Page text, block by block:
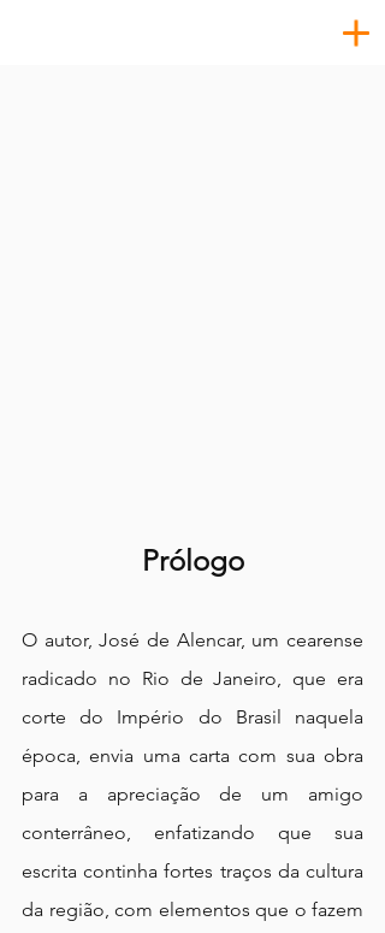
Prólogo
O autor, José de Alencar, um cearense
radicado no Rio de Janeiro, que era
corte do Império do Brasil naquela
época, envia uma carta com sua obra
para a apreciação de um amigo
conterrâneo, enfatizando que sua
escrita continha fortes traços da cultura
da região, com elementos que o fazem